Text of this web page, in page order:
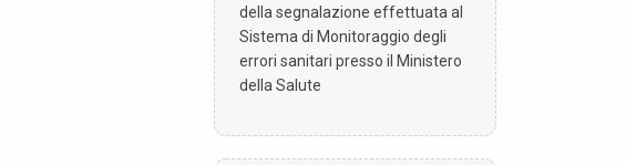
della segnalazione effettuata al
Sistema di Monitoraggio degli
errori sanitari presso il Ministero
della Salute